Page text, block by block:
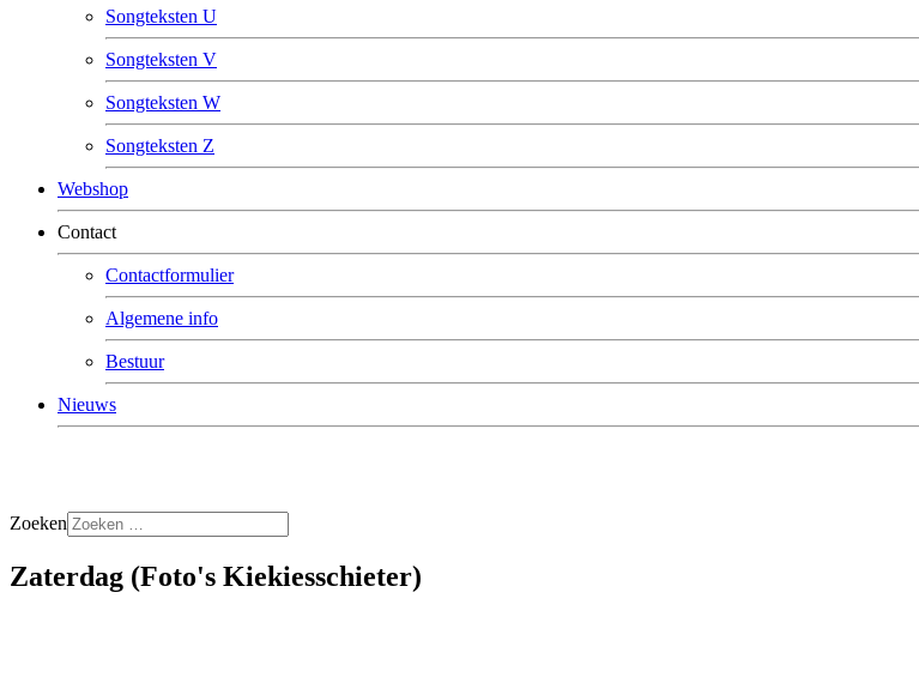
Songteksten U
Songteksten V
Songteksten W
Songteksten Z
Webshop
Contact
Contactformulier
Algemene info
Bestuur
Nieuws
Zoeken
Zaterdag (Foto's Kiekiesschieter)